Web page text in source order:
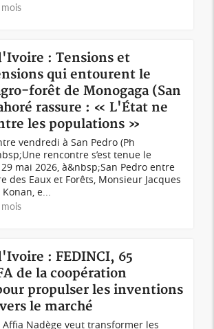
: Tensions et
qui entourent le
forêt de Monogaga (San
rassure : « L'État ne
les populations »
vendredi à San Pedro (Ph
rencontre s’est tenue le
mai 2026, à&nbsp;San Pedro entre
des Eaux et Forêts, Monsieur Jacques
e...
: FEDINCI, 65
de la coopération
propulser les inventions
le marché
Affia Nadège veut transformer les